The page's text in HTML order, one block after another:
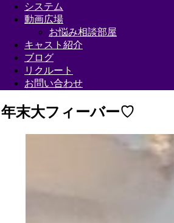
システム
動画広場
お悩み相談部屋
キャスト紹介
ブログ
リクルート
お問い合わせ
年末大フィーバー♡